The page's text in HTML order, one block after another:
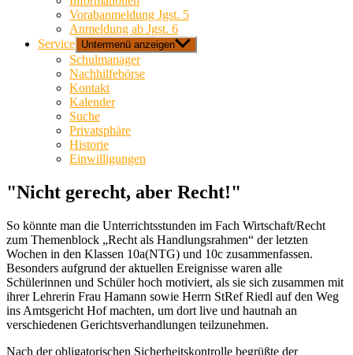
Vorabanmeldung Jgst. 5
Anmeldung ab Jgst. 6
Service Untermenü anzeigen
Schulmanager
Nachhilfebörse
Kontakt
Kalender
Suche
Privatsphäre
Historie
Einwilligungen
"Nicht gerecht, aber Recht!"
So könnte man die Unterrichtsstunden im Fach Wirtschaft/Recht
zum Themenblock „Recht als Handlungsrahmen“ der letzten
Wochen in den Klassen 10a(NTG) und 10c zusammenfassen.
Besonders aufgrund der aktuellen Ereignisse waren alle
Schülerinnen und Schüler hoch motiviert, als sie sich zusammen mit
ihrer Lehrerin Frau Hamann sowie Herrn StRef Riedl auf den Weg
ins Amtsgericht Hof machten, um dort live und hautnah an
verschiedenen Gerichtsverhandlungen teilzunehmen.
Nach der obligatorischen Sicherheitskontrolle begrüßte der